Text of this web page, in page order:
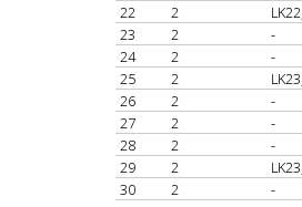
22
2
23
2
-
24
2
-
25
2
26
2
-
27
2
-
28
2
-
29
2
30
2 -